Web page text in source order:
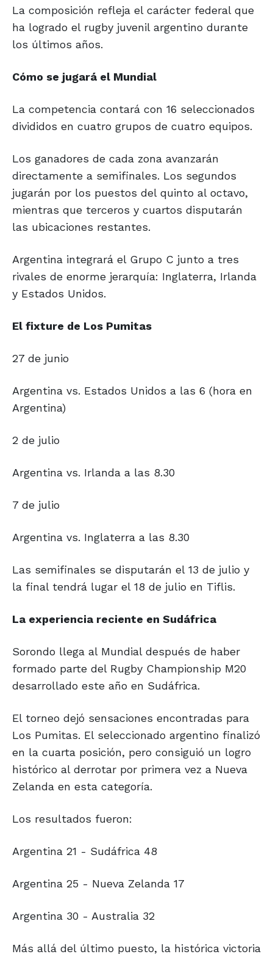
La composición refleja el carácter federal que
ha logrado el rugby juvenil argentino durante
los últimos años.
Cómo se jugará el Mundial
La competencia contará con 16 seleccionados
divididos en cuatro grupos de cuatro equipos.
Los ganadores de cada zona avanzarán
directamente a semifinales. Los segundos
jugarán por los puestos del quinto al octavo,
mientras que terceros y cuartos disputarán
las ubicaciones restantes.
Argentina integrará el Grupo C junto a tres
rivales de enorme jerarquía: Inglaterra, Irlanda
y Estados Unidos.
El fixture de Los Pumitas
27 de junio
Argentina vs. Estados Unidos a las 6 (hora en
Argentina)
2 de julio
Argentina vs. Irlanda a las 8.30
7 de julio
Argentina vs. Inglaterra a las 8.30
Las semifinales se disputarán el 13 de julio y
la final tendrá lugar el 18 de julio en Tiflis.
La experiencia reciente en Sudáfrica
Sorondo llega al Mundial después de haber
formado parte del Rugby Championship M20
desarrollado este año en Sudáfrica.
El torneo dejó sensaciones encontradas para
Los Pumitas. El seleccionado argentino finalizó
en la cuarta posición, pero consiguió un logro
histórico al derrotar por primera vez a Nueva
Zelanda en esta categoría.
Los resultados fueron:
Argentina 21 - Sudáfrica 48
Argentina 25 - Nueva Zelanda 17
Argentina 30 - Australia 32
Más allá del último puesto, la histórica victoria